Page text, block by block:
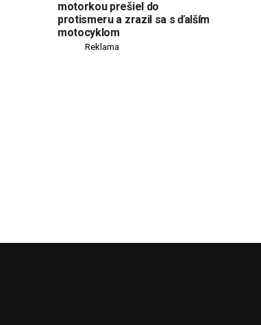
motorkou prešiel do
protismeru a zrazil sa s ďalším
motocyklom
Reklama